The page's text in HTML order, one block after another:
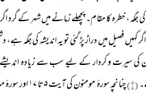
، خطرہ کا مقام۔ پچھلے زمانے میں شہر کے گرد
فصیل میں دراڑ پڑ گئی تو یہ اندیشہ کی جگہ
سیرت و کردار کے لیے سب سے زیادہ
(۱)